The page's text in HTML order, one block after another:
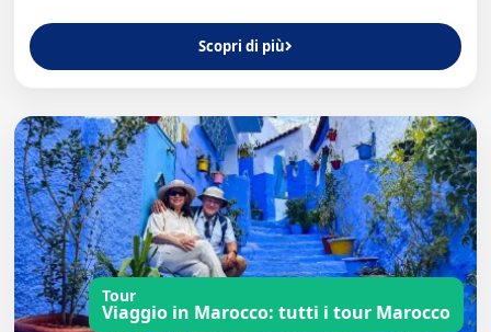
Scopri di più
Tour
Viaggio in Marocco: tutti i tour Marocco